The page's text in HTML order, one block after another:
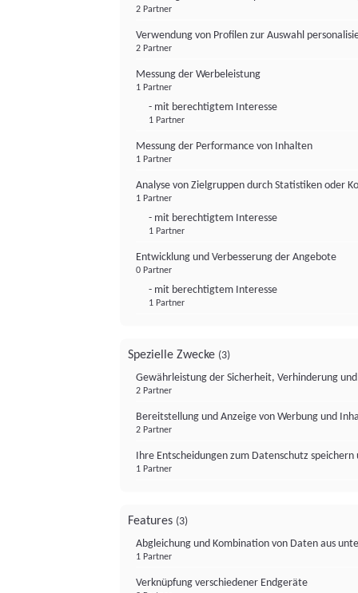
2 Partner
Verwendung von Profilen zur Auswahl
2 Partner
Messung der Werbeleistung
1 Partner
- mit berechtigtem Interesse
1 Partner
Messung der Performance von Inhalten
1 Partner
Analyse von Zielgruppen durch Statistiken oder
1 Partner
- mit berechtigtem Interesse
1 Partner
Entwicklung und Verbesserung der Angebote
0 Partner
- mit berechtigtem Interesse
1 Partner
Spezielle Zwecke (3)
Gewährleistung der Sicherheit, Verhinderung
2 Partner
Bereitstellung und Anzeige von Werbung und
2 Partner
Ihre Entscheidungen zum Datenschutz
1 Partner
Features (3)
Abgleichung und Kombination von Daten aus
1 Partner
Verknüpfung verschiedener Endgeräte